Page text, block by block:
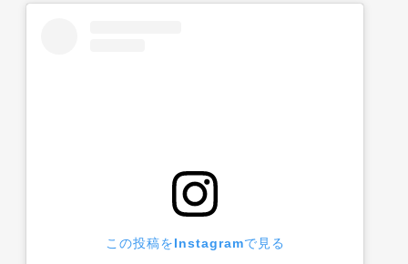
この投稿をInstagramで見る